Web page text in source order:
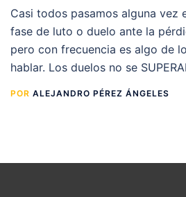
Casi todos pasamos alguna vez
fase de luto o duelo ante la
pero con frecuencia es algo de
hablar. Los duelos no se
POR ALEJANDRO PÉREZ ÁNGELES